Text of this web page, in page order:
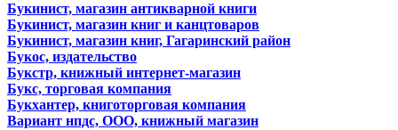
Букинист, магазин антикварной книги
Букинист, магазин книг и канцтоваров
Букинист, магазин книг, Гагаринский район
Букос, издательство
Букстр, книжный интернет-магазин
Букс, торговая компания
Букхантер, книготорговая компания
Вариант нпдс, ООО, книжный магазин